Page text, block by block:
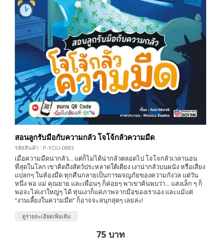
สอนลูกรับมือกับความกลัว โจโจ้กลัวความมืด
รหัสสินค้า : P-YOU-0883
เมื่อความมืดน่ากลัว... แต่ก็ไม่ได้น่ากลัวตลอดไป โจโจกลัวเวลานอน
ที่สุดในโลก เขาคิดถึงสัตว์ประหลาดใต้เตียง เงาน่ากลัวบนผนัง หรือเสียง
แปลกๆ ในห้องมืด ทุกคืนกลายเป็นการผจญภัยของความกังวล แต่วัน
หนึ่ง พ่อ แม่ คุณยาย และเพื่อนๆ ก็ค่อยๆ พาเขาค้นพบว่า... แสงเล็ก ๆ ก็
พอจะไล่เงาใหญ่ๆ ได้ หุ่นเงาก็แค่ภาพจากมือของเราเอง และแม้แต่
“งานเลี้ยงในความมืด” ก็อาจจะสนุกสุดๆ เลยล่ะ!
ดูรายละเอียดเพิ่มเติม
75 บาท